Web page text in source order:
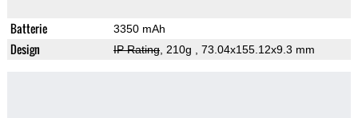
Batterie 3350 mAh
Design IP Rating, 210g , 73.04x155.12x9.3 mm